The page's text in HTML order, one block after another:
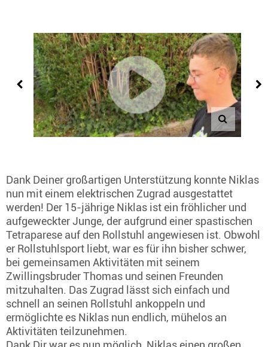
Dank Deiner großartigen Unterstützung konnte Niklas
nun mit einem elektrischen Zugrad ausgestattet
werden! Der 15-jährige Niklas ist ein fröhlicher und
aufgeweckter Junge, der aufgrund einer spastischen
Tetraparese auf den Rollstuhl angewiesen ist. Obwohl
er Rollstuhlsport liebt, war es für ihn bisher schwer,
bei gemeinsamen Aktivitäten mit seinem
Zwillingsbruder Thomas und seinen Freunden
mitzuhalten. Das Zugrad lässt sich einfach und
schnell an seinen Rollstuhl ankoppeln und
ermöglichte es Niklas nun endlich, mühelos an
Aktivitäten teilzunehmen.